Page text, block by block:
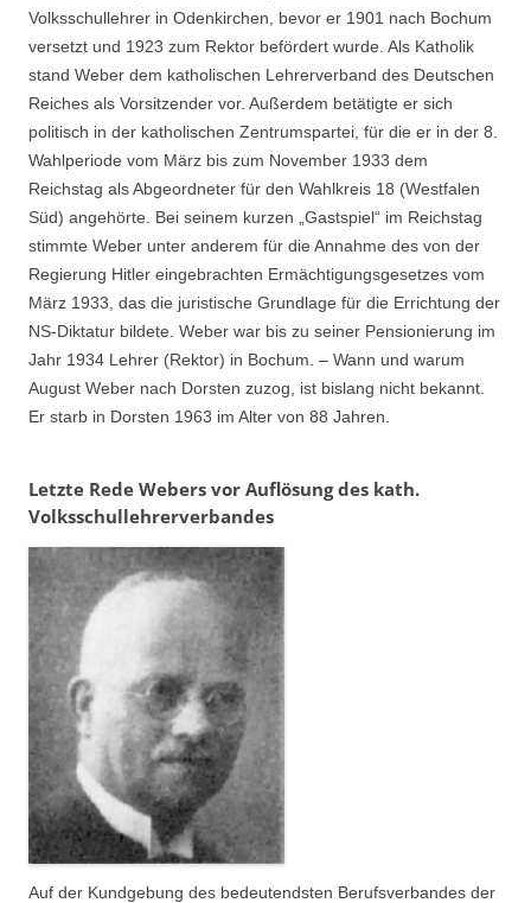
Volksschullehrer in Odenkirchen, bevor er 1901 nach Bochum
versetzt und 1923 zum Rektor befördert wurde. Als Katholik
stand Weber dem katholischen Lehrerverband des Deutschen
Reiches als Vorsitzender vor. Außerdem betätigte er sich
politisch in der katholischen Zentrumspartei, für die er in der 8.
Wahlperiode vom März bis zum November 1933 dem
Reichstag als Abgeordneter für den Wahlkreis 18 (Westfalen
Süd) angehörte. Bei seinem kurzen „Gastspiel“ im Reichstag
stimmte Weber unter anderem für die Annahme des von der
Regierung Hitler eingebrachten Ermächtigungsgesetzes vom
März 1933, das die juristische Grundlage für die Errichtung der
NS-Diktatur bildete. Weber war bis zu seiner Pensionierung im
Jahr 1934 Lehrer (Rektor) in Bochum. – Wann und warum
August Weber nach Dorsten zuzog, ist bislang nicht bekannt.
Er starb in Dorsten 1963 im Alter von 88 Jahren.
Letzte Rede Webers vor Auflösung des kath.
Volksschullehrerverbandes
Auf der Kundgebung des bedeutendsten Berufsverbandes der